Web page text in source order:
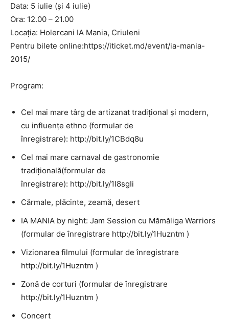
Data: 5 iulie (și 4 iulie)
Ora: 12.00 – 21.00
Locația: Holercani IA Mania, Criuleni
Pentru bilete online:https://iticket.md/event/ia-mania-
2015/
Program:
Cel mai mare târg de artizanat tradițional și modern,
cu influențe ethno (formular de
înregistrare): http://bit.ly/1CBdq8u
Cel mai mare carnaval de gastronomie
tradițională(formular de
înregistrare): http://bit.ly/1I8sgIi
Сărmale, plăcinte, zeamă, desert
IA MANIA by night: Jam Session cu Mămăliga Warriors
(formular de înregistrare http://bit.ly/1Huzntm )
Vizionarea filmului (formular de înregistrare
http://bit.ly/1Huzntm )
Zonă de corturi (formular de înregistrare
http://bit.ly/1Huzntm )
Concert